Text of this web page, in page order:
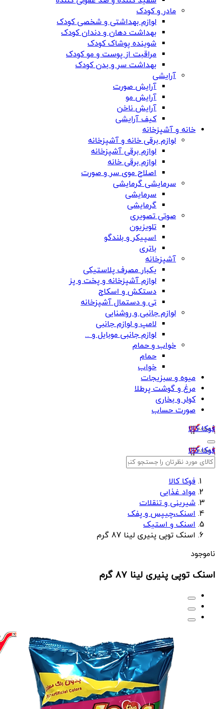
مادر و کودک
لوازم بهداشتی و شخصی کودک
بهداشت دهان و دندان کودک
شوینده پوشاک کودک
مراقبت از پوست و مو کودک
بهداشت سر و بدن کودک
آرایشی
آرایش صورت
آرایش مو
آرایش ناخن
کیف آرایشی
خانه و آشپزخانه
لوازم برقی خانه و آشپزخانه
لوازم برقی آشپزخانه
لوازم برقی خانه
اصلاح موی سر و صورت
سرمایشی گرمایشی
سرمایشی
گرمایشی
صوتی تصویری
تلویزیون
اسپیکر و بلندگو
باتری
آشپزخانه
یکبار مصرف پلاستیکی
لوازم آشپزخانه و پخت و پز
دستکش و اسکاج
تی و دستمال آشپزخانه
لوازم جانبی و روشنایی
لامپ و لوازم جانبی
لوازم جانبی موبایل و ...
خواب و حمام
حمام
خواب
میوه و سبزیجات
مرغ و گوشت پرطلا
کولر و بخاری
صورت حساب
فوکا کالا
فوکا کالا
فوکا کالا
مواد غذایی
شیرینی و تنقلات
اسنک،چیپس و پفک
اسنک و استیک
اسنک توپی پنیری لینا 87 گرم
ناموجود
اسنک توپی پنیری لینا 87 گرم